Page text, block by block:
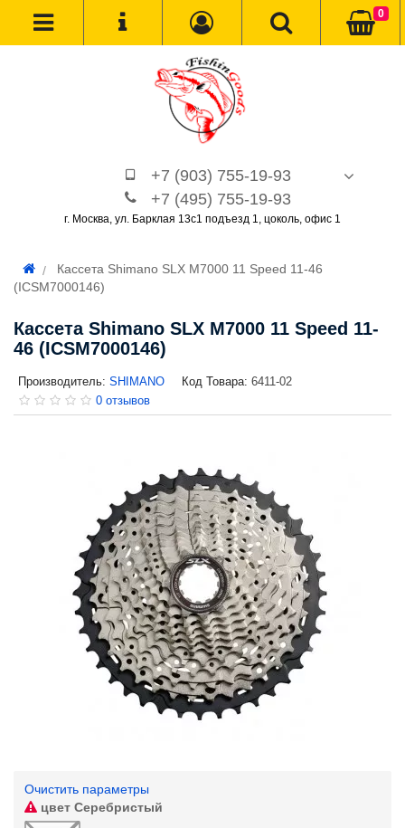
+7 (903) 755-19-93
+7 (495) 755-19-93
г. Москва, ул. Барклая 13с1 подъезд 1, цоколь, офис 1
0
Кассета Shimano SLX M7000 11 Speed 11-46
(ICSM7000146)
Кассета Shimano SLX M7000 11 Speed 11-
46 (ICSM7000146)
Производитель: SHIMANO Код Товара: 6411-02
0 отзывов
Очистить параметры
цвет Серебристый